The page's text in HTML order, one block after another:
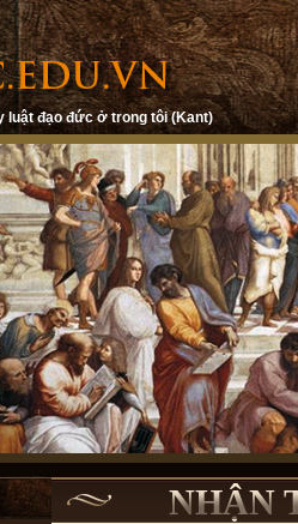
luật đạo đức ở trong tôi (Kant)
NHẬN